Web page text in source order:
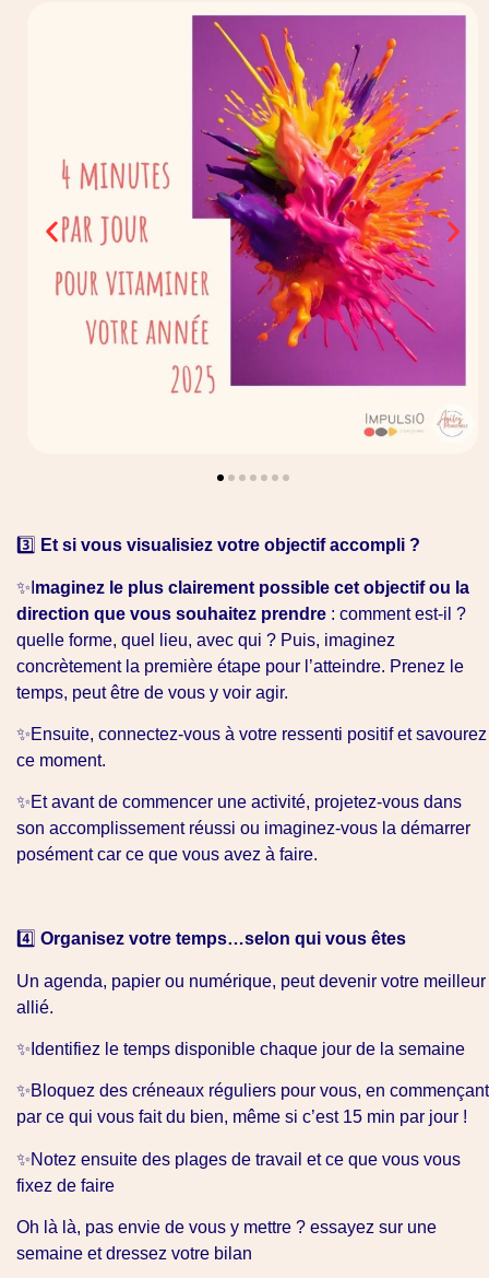
3️⃣ Et si vous visualisiez votre objectif accompli ?
✨I maginez le plus clairement possible cet objectif ou la
direction que vous souhaitez prendre : comment est-il ?
quelle forme, quel lieu, avec qui ? Puis, imaginez
concrètement la première étape pour l’atteindre. Prenez le
temps, peut être de vous y voir agir.
✨Ensuite, connectez-vous à votre ressenti positif et savourez
ce moment.
✨Et avant de commencer une activité, projetez-vous dans
son accomplissement réussi ou imaginez-vous la démarrer
posément car ce que vous avez à faire.
4️⃣ Organisez votre temps…selon qui vous êtes
Un agenda, papier ou numérique, peut devenir votre meilleur
allié.
✨Identifiez le temps disponible chaque jour de la semaine
✨Bloquez des créneaux réguliers pour vous, en commençant
par ce qui vous fait du bien, même si c’est 15 min par jour !
✨Notez ensuite des plages de travail et ce que vous vous
fixez de faire
Oh là là, pas envie de vous y mettre ? essayez sur une
semaine et dressez votre bilan